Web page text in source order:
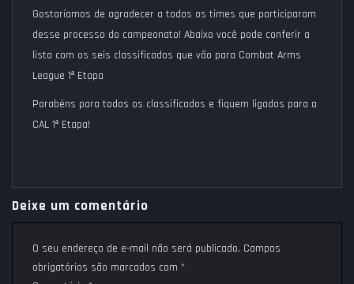
Gostaríamos de agradecer a todos os times que participaram
desse processo do campeonato! Abaixo você pode conferir a
lista com os seis classificados que vão para Combat Arms
League 1ª Etapa
Parabéns para todos os classificados e fiquem ligados para a
CAL 1ª Etapa!
Deixe um comentário
O seu endereço de e-mail não será publicado. Campos
obrigatórios são marcados com *